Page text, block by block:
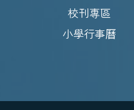
校刊專區
小學行事曆